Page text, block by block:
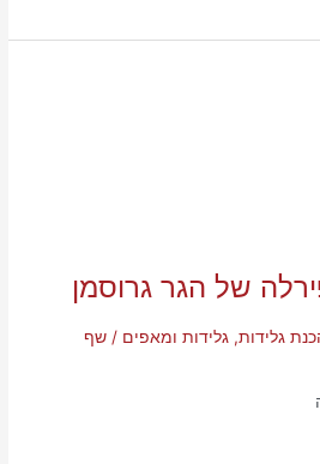
של הגר גרוסמן
גלידות, גלידות ומאפים /שף